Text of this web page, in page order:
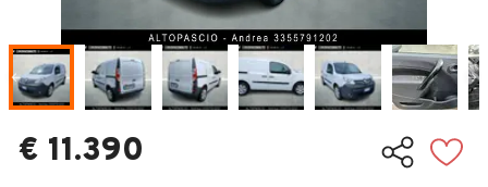
Veicoli Commerciali
Concessionari
€ 11.390